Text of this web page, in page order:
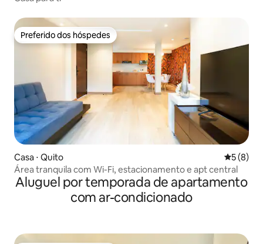
Preferido dos hóspedes
Preferido dos hóspedes
Casa ⋅ Quito 5 de
5 (8)
Área tranquila com Wi-Fi, estacionamento e apt central
Aluguel por temporada de apartamento
com ar-condicionado